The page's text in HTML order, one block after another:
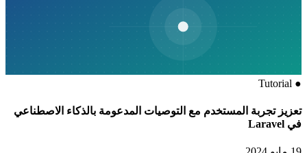
●
Tutorial
تعزيز تجربة المستخدم مع التوصيات المدعومة بالذكاء الاصطناعي
في Laravel